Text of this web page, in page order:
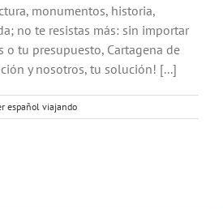
monumentos, historia,
no te resistas más: sin importar
o tu presupuesto, Cartagena de
y nosotros, tu solución! [...]
español viajando